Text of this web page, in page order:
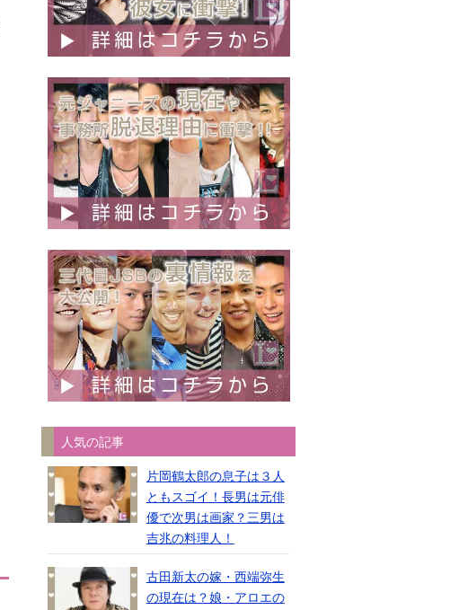
人気の記事
片岡鶴太郎の息子は３人
ともスゴイ！長男は元俳
優で次男は画家？三男は
吉兆の料理人！
古田新太の嫁・西端弥生
の現在は？娘・アロエの